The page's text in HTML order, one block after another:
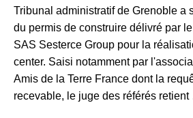
Tribunal administratif de Grenoble a
du permis de construire délivré par
SAS Sesterce Group pour la
center. Saisi notamment par
Amis de la Terre France dont la
recevable, le juge des référés